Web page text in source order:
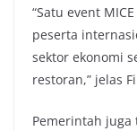
“Satu event
peserta
sektor ekonomi
restoran,” jelas
Pemerintah juga